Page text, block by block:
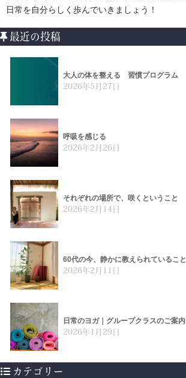
日常を自分らしく歩んでいきましょう！
最近の投稿
大人の体を整える 習慣プログラム
2026年5月27日
呼吸を感じる
2026年2月26日
それぞれの場所で、咲くということ
2026年2月14日
60代の今、静かに教えられていること
2026年2月11日
日常のヨガ｜グループクラスのご案内
2026年1月29日
カテゴリー